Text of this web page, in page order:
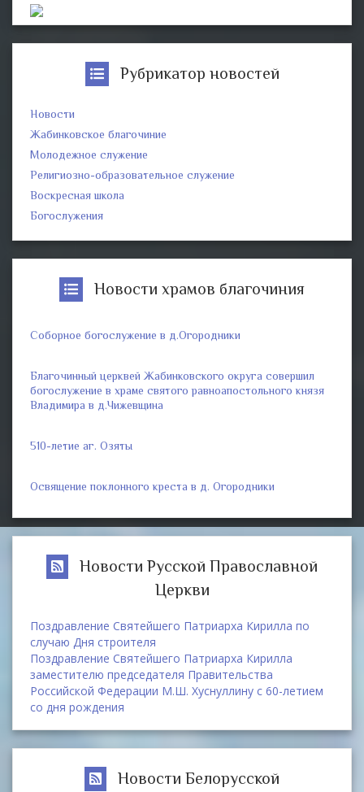
Рубрикатор новостей
Новости
Жабинковское благочиние
Молодежное служение
Религиозно-образовательное служение
Воскресная школа
Богослужения
Новости храмов благочиния
Соборное богослужение в д.Огородники
Благочинный церквей Жабинковского округа совершил
богослужение в храме святого равноапостольного князя
Владимира в д.Чижевщина
510-летие аг. Озяты
Освящение поклонного креста в д. Огородники
Новости Русской Православной
Церкви
Поздравление Святейшего Патриарха Кирилла по
случаю Дня строителя
Поздравление Святейшего Патриарха Кирилла
заместителю председателя Правительства
Российской Федерации М.Ш. Хуснуллину с 60-летием
со дня рождения
Новости Белорусской